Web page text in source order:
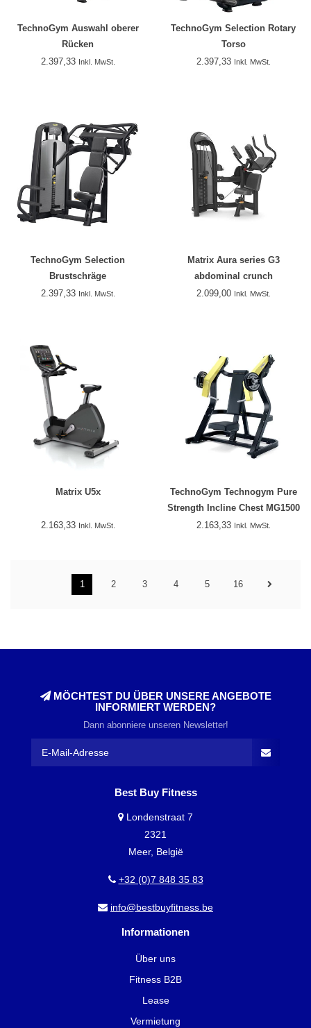
TechnoGym Auswahl oberer
Rücken
2.397,33 Inkl. MwSt.
TechnoGym Selection Rotary
Torso
2.397,33 Inkl. MwSt.
TechnoGym Selection
Brustschräge
2.397,33 Inkl. MwSt.
Matrix Aura series G3
abdominal crunch
2.099,00 Inkl. MwSt.
Matrix U5x
2.163,33 Inkl. MwSt.
TechnoGym Technogym Pure
Strength Incline Chest MG1500
2.163,33 Inkl. MwSt.
1 2 3 4 5 16
MÖCHTEST DU ÜBER UNSERE ANGEBOTE
INFORMIERT WERDEN?
Dann abonniere unseren Newsletter!
Best Buy Fitness
Londenstraat 7
2321
Meer, België
+32 (0)7 848 35 83
info@bestbuyfitness.be
Informationen
Über uns
Fitness B2B
Lease
Vermietung